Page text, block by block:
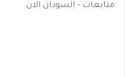
متابعات - السودان الان